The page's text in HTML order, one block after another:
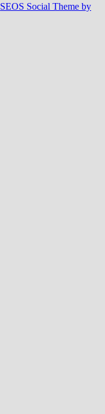
SEOS Social Theme by